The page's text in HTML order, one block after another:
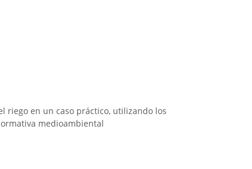
riego en un caso práctico, utilizando los
medioambiental